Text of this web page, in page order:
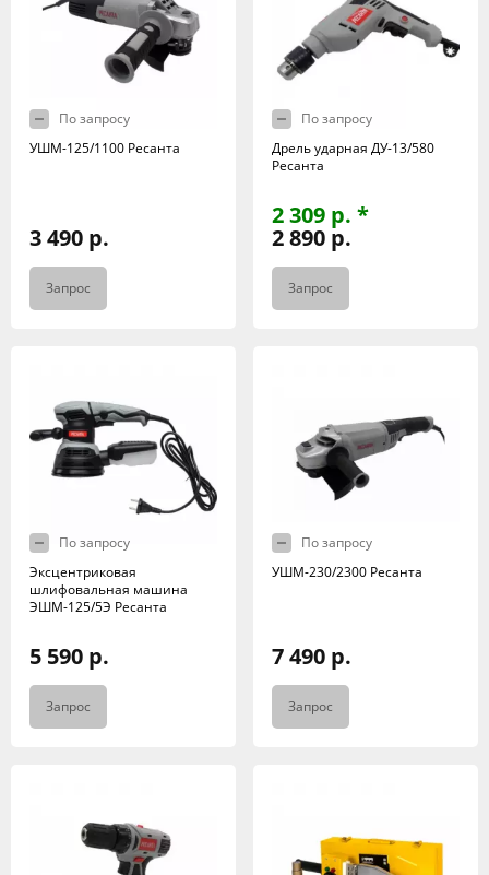
По запросу
УШМ-125/1100 Ресанта
3 490 р.
Запрос
По запросу
Дрель ударная ДУ-13/580
Ресанта
2 309 р. *
2 890 р.
Запрос
По запросу
Эксцентриковая
шлифовальная машина
ЭШМ-125/5Э Ресанта
5 590 р.
Запрос
По запросу
УШМ-230/2300 Ресанта
7 490 р.
Запрос